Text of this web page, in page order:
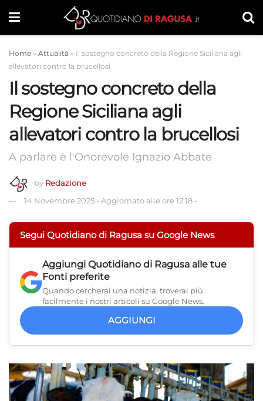
Home » Attualità » Il sostegno concreto della Regione Siciliana agli
allevatori contro la brucellosi
Il sostegno concreto della
Regione Siciliana agli
allevatori contro la brucellosi
A parlare è l'Onorevole Ignazio Abbate
by Redazione
14 Novembre 2025 - Aggiornato alle ore 12:18 -
Segui Quotidiano di Ragusa su Google News
Aggiungi Quotidiano di Ragusa alle tue
Fonti preferite
Quando cercherai una notizia, troverai più
facilmente i nostri articoli su Google News.
AGGIUNGI